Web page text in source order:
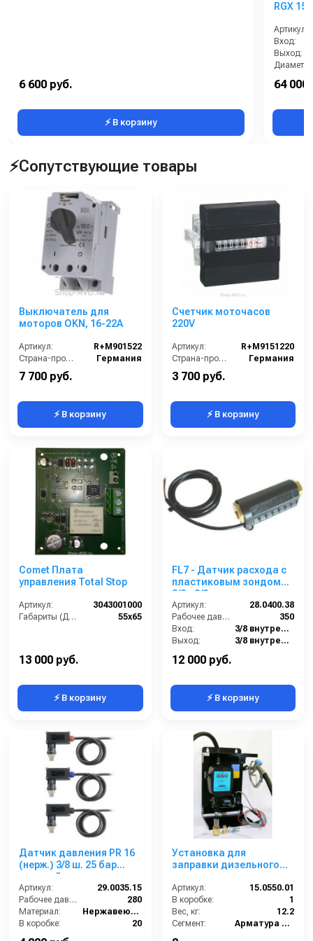
6 600 руб.
⚡ В корзину
RGX
Артикул:
Вход:
Выход:
Диаметр
64 000
⚡Сопутствующие товары
Выключатель для
моторов OKN, 16-22А
Артикул:
R+M901522
Страна-производитель:
Германия
7 700 руб.
⚡ В корзину
Счетчик моточасов
220V
Артикул:
R+M9151220
Страна-производитель:
Германия
3 700 руб.
⚡ В корзину
Comet Плата
управления Total Stop
Артикул:
3043001000
Габариты (ДхШхВ):
55х65
13 000 руб.
⚡ В корзину
FL7 - Датчик расхода с
пластиковым зондом
3/8 г 3/8 г.
Артикул:
28.0400.38
Рабочее давление (бар):
350
Вход:
3/8 внутренняя резьба
Выход:
3/8 внутренняя резьба
12 000 руб.
⚡ В корзину
Датчик давления PR 16
(нерж.) 3/8 ш. 25 бар
красный
Артикул:
29.0035.15
Рабочее давление (бар):
280
Материал:
Нержавеющая сталь
В коробке:
20
Установка для
заправки дизельного
пистолетом без
отсечки мобильная 12 В
Артикул:
15.0550.01
В коробке:
1
Вес, кг:
12.2
Сегмент:
Арматура высокого давления